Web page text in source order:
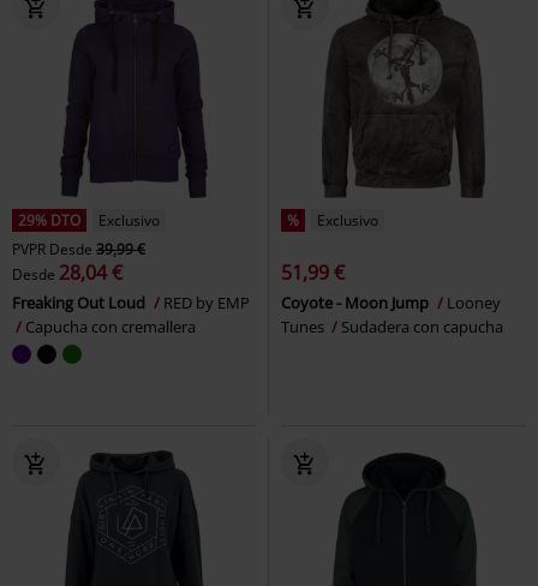
29% DTO
Exclusivo
PVPR Desde 39,99 €
Desde 28,04 €
Freaking Out Loud
RED by EMP
Capucha con cremallera
% Exclusivo
51,99 €
Coyote - Moon Jump
Looney
Tunes
Sudadera con capucha